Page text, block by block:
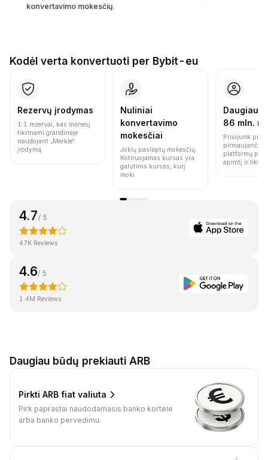
konvertavimo mokesčių.
Kodėl verta konvertuoti per Bybit-eu
Rezervų įrodymas
1:1 rezervai, kas mėnesį
tikrinami grandinėje
naudojant „Merkle“
įrodymą.
Nuliniai
konvertavimo
mokesčiai
Jokių paslėptų mokesčių.
Kotiruojamas kursas yra
galutinis kursas, kurį
moki.
Daugiau
86 mln.
Prisijunk prie
pirmaujančių
platformų
apimtį ir
4.7 / 5
47K Reviews
4.6/ 5
1.4M Reviews
Daugiau būdų prekiauti ARB
Pirkti ARB fiat valiuta
Pirk paprastai naudodamasis banko kortele
arba banko pervedimu.